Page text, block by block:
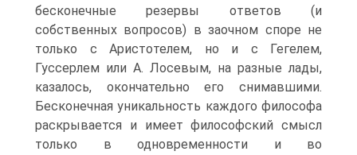
бесконечные резервы ответов (и
собственных вопросов) в заочном споре не
только с Аристотелем, но и с Гегелем,
Гуссерлем или А. Лосевым, на разные лады,
казалось, окончательно его снимавшими.
Бесконечная уникальность каждого философа
раскрывается и имеет философский смысл
только в одновременности и во